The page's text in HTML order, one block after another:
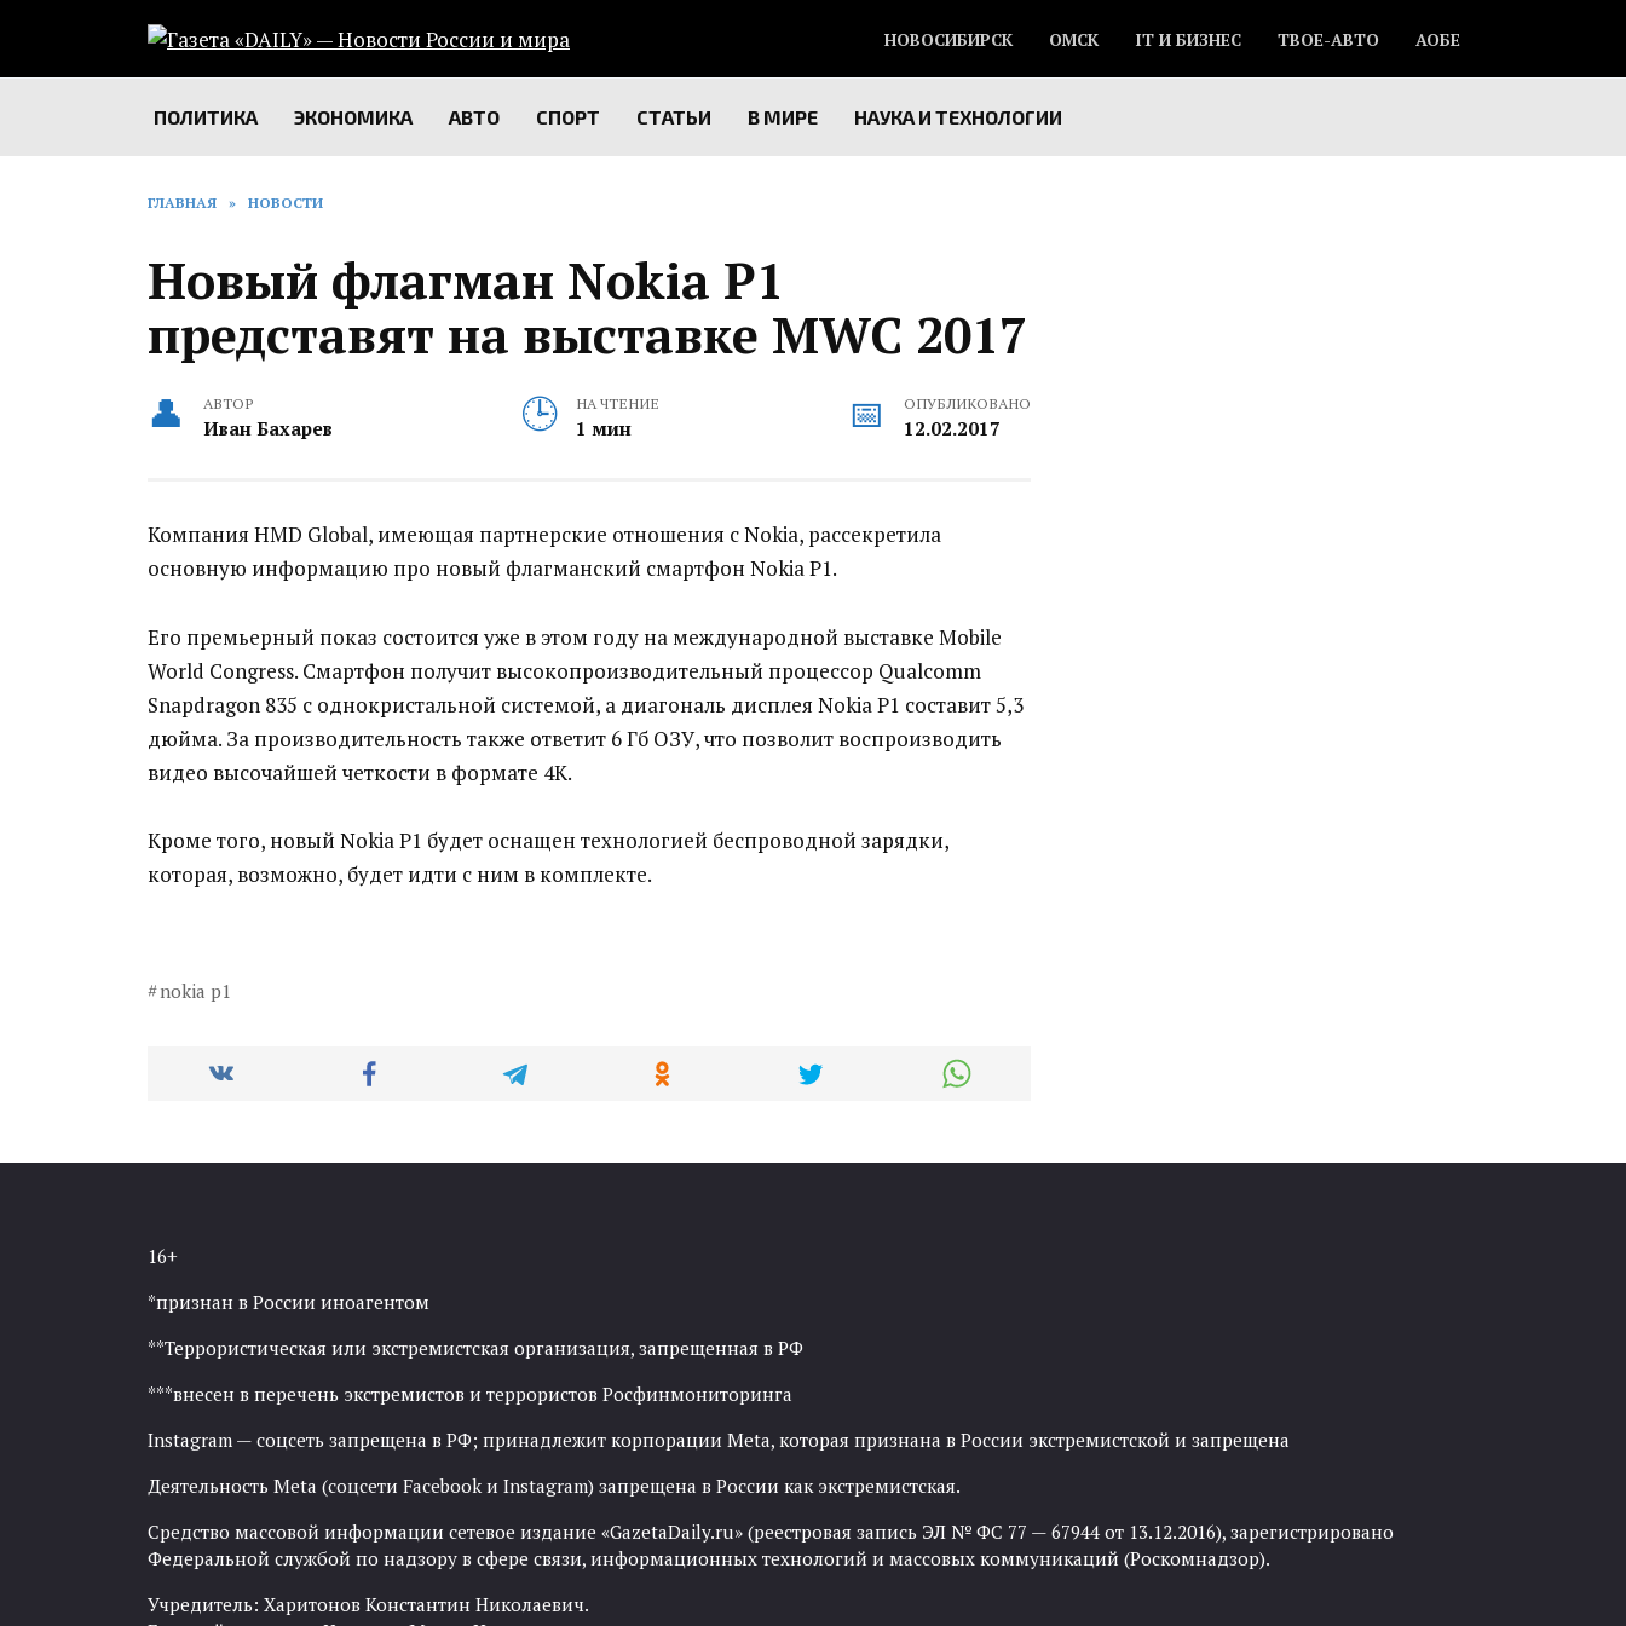
содержанию
НОВОСИБИРСК ОМСК IT И БИЗНЕС ТВОЕ-АВТО АОБЕ
ПОЛИТИКА ЭКОНОМИКА АВТО СПОРТ СТАТЬИ В МИРЕ НАУКА И ТЕХНОЛОГИИ
ГЛАВНАЯ » НОВОСТИ
Новый флагман Nokia P1
представят на выставке MWC 2017
АВТОР
Иван Бахарев
НА ЧТЕНИЕ
1 мин
ОПУБЛИКОВАНО
12.02.2017
Компания HMD Global, имеющая партнерские отношения с Nokia, рассекретила
основную информацию про новый флагманский смартфон Nokia P1.
Его премьерный показ состоится уже в этом году на международной выставке Mobile
World Congress. Смартфон получит высокопроизводительный процессор Qualcomm
Snapdragon 835 с однокристальной системой, а диагональ дисплея Nokia P1 составит 5,3
дюйма. За производительность также ответит 6 Гб ОЗУ, что позволит воспроизводить
видео высочайшей четкости в формате 4К.
Кроме того, новый Nokia P1 будет оснащен технологией беспроводной зарядки,
которая, возможно, будет идти с ним в комплекте.
nokia p1
16+
*признан в России иноагентом
**Террористическая или экстремистская организация, запрещенная в РФ
***внесен в перечень экстремистов и террористов Росфинмониторинга
Instagram — соцсеть запрещена в РФ; принадлежит корпорации Meta, которая признана в России экстремистской и запрещена
Деятельность Meta (соцсети Facebook и Instagram) запрещена в России как экстремистская.
Средство массовой информации сетевое издание «GazetaDaily.ru» (реестровая запись ЭЛ № ФС 77 — 67944 от 13.12.2016), зарегистрировано
Федеральной службой по надзору в сфере связи, информационных технологий и массовых коммуникаций (Роскомнадзор).
Учредитель: Харитонов Константин Николаевич.